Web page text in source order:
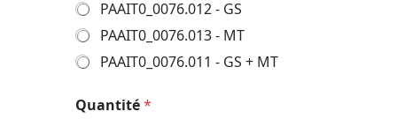
PAAIT0_0076.012 - GS
PAAIT0_0076.013 - MT
PAAIT0_0076.011 - GS + MT
Quantité*